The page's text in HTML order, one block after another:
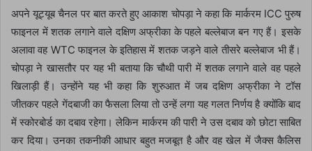
अपने यूट्यूब चैनल पर बात करते हुए आकाश चोपड़ा ने कहा कि मार्करम ICC पुरुष
फाइनल में शतक लगाने वाले दक्षिण अफ्रीका के पहले बल्लेबाज बन गए हैं। इसके
अलावा वह WTC फाइनल के इतिहास में शतक जड़ने वाले तीसरे बल्लेबाज भी हैं।
चोपड़ा ने खासतौर पर यह भी बताया कि चौथी पारी में शतक लगाने वाले वह पहले
खिलाड़ी हैं। उन्होंने यह भी कहा कि शुरुआत में जब दक्षिण अफ्रीका ने टॉस
जीतकर पहले गेंदबाजी का फैसला लिया तो उन्हें लगा यह गलत निर्णय है क्योंकि बाद
में स्कोरबोर्ड का दबाव रहेगा। लेकिन मार्करम की पारी ने उस दबाव को छोटा साबित
कर दिया। उनका तकनीकी आधार बहुत मजबूत है और वह खेल में जैक्स कैलिस